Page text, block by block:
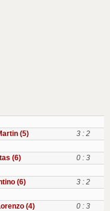
(5)
3 : 2
(6)
0 : 3
(6)
3 : 2
(4) 0 : 3